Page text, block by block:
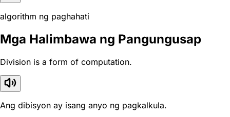
algorithm ng paghahati
Mga Halimbawa ng Pangungusap
Division is a form of computation.
Ang dibisyon ay isang anyo ng pagkalkula.